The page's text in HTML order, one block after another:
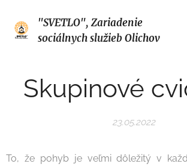
"SVETLO", Zariadenie
sociálnych služieb Olichov
Skupinové
23.05.2022
To, že pohyb je veľmi dôležitý v